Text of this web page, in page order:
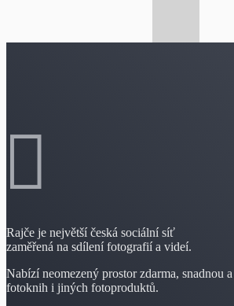
Rajče je největší česká sociální síť
zaměřená na sdílení fotografií a videí.
Nabízí neomezený prostor zdarma, snadnou
fotoknih i jiných fotoproduktů.